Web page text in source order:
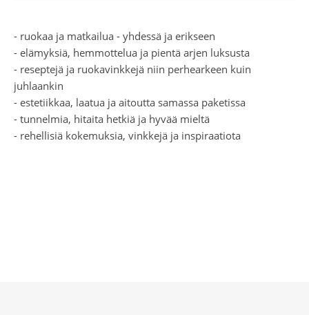
- ruokaa ja matkailua - yhdessä ja erikseen
- elämyksiä, hemmottelua ja pientä arjen luksusta
- reseptejä ja ruokavinkkejä niin perhearkeen kuin
juhlaankin
- estetiikkaa, laatua ja aitoutta samassa paketissa
- tunnelmia, hitaita hetkiä ja hyvää mieltä
- rehellisiä kokemuksia, vinkkejä ja inspiraatiota